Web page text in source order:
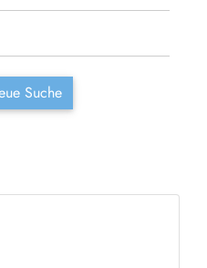
Suche